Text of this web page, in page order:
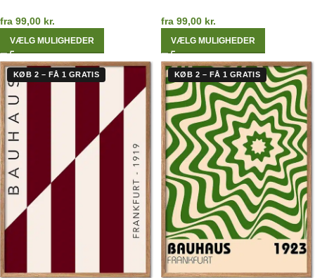
fra 99,00 kr.
VÆLG MULIGHEDER
fra 99,00 kr.
VÆLG MULIGHEDER
KØB 2 – FÅ 1 GRATIS KØB 2 – FÅ 1 GRATIS